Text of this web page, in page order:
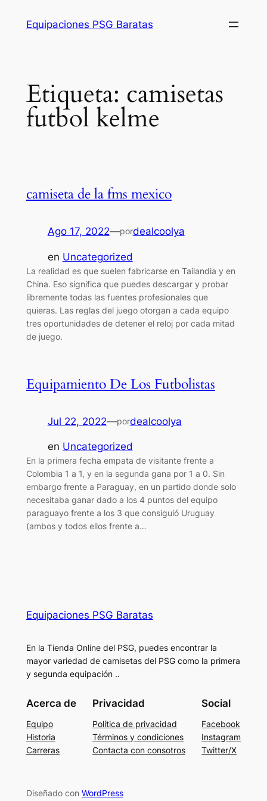
Equipaciones PSG Baratas
Etiqueta: camisetas
futbol kelme
camiseta de la fms mexico
Ago 17, 2022—pordealcoolya
en Uncategorized
La realidad es que suelen fabricarse en Tailandia y en
China. Eso significa que puedes descargar y probar
libremente todas las fuentes profesionales que
quieras. Las reglas del juego otorgan a cada equipo
tres oportunidades de detener el reloj por cada mitad
de juego.
Equipamiento De Los Futbolistas
Jul 22, 2022—pordealcoolya
en Uncategorized
En la primera fecha empata de visitante frente a
Colombia 1 a 1, y en la segunda gana por 1 a 0. Sin
embargo frente a Paraguay, en un partido donde solo
necesitaba ganar dado a los 4 puntos del equipo
paraguayo frente a los 3 que consiguió Uruguay
(ambos y todos ellos frente a…
Equipaciones PSG Baratas
En la Tienda Online del PSG, puedes encontrar la
mayor variedad de camisetas del PSG como la primera
y segunda equipación ..
Acerca de
Equipo
Historia
Carreras
Privacidad
Política de privacidad
Términos y condiciones
Contacta con consotros
Social
Facebook
Instagram
Twitter/X
Diseñado con WordPress